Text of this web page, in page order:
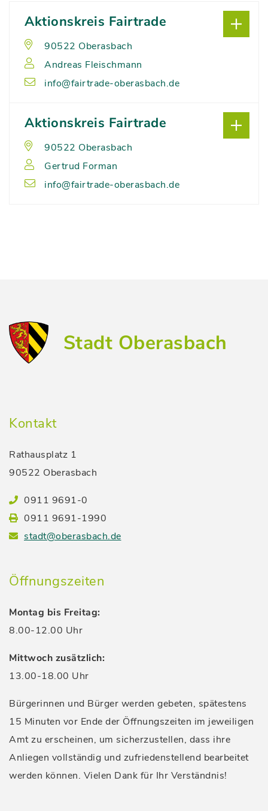
Aktionskreis Fairtrade
90522 Oberasbach
Andreas Fleischmann
info@fairtrade-oberasbach.de
Aktionskreis Fairtrade
90522 Oberasbach
Gertrud Forman
info@fairtrade-oberasbach.de
Stadt Oberasbach
Kontakt
Rathausplatz 1
90522 Oberasbach
0911 9691-0
0911 9691-1990
stadt@oberasbach.de
Öffnungszeiten
Montag bis Freitag:
8.00-12.00 Uhr
Mittwoch zusätzlich:
13.00-18.00 Uhr
Bürgerinnen und Bürger werden gebeten, spätestens
15 Minuten vor Ende der Öffnungszeiten im jeweiligen
Amt zu erscheinen, um sicherzustellen, dass ihre
Anliegen vollständig und zufriedenstellend bearbeitet
werden können. Vielen Dank für Ihr Verständnis!